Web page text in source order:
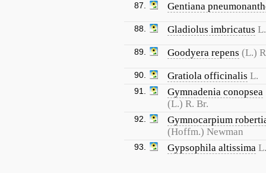
87. Gentiana
88. Gladiolus imbricatus L.
89. Goodyera repens (L.)
90. Gratiola officinalis L.
91.
Gymnadenia conopsea
(L.) R. Br.
92.
Gymnocarpium
(Hoffm.) Newman
93. Gypsophila altissima L.